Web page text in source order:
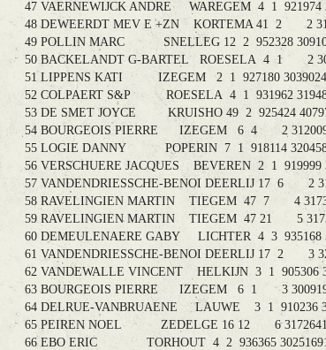
47 VAERNEWIJCK ANDRE WAREGEM 4 1
48 DEWEERDT MEV E +ZN KORTEMA 41 2
49 POLLIN MARC SNELLEG 12 2 952328
50 BACKELANDT G-BARTEL ROESELA 4 1
51 LIPPENS KATI IZEGEM 2 1 927180
52 COLPAERT S&P ROESELA 4 1 931962
53 DE SMET JOYCE KRUISHO 49 2 925424
54 BOURGEOIS PIERRE IZEGEM 6 4 2
55 LOGIE DANNY POPERIN 7 1 918114
56 VERSCHUERE JACQUES BEVEREN 2 1
57 VANDENDRIESSCHE-BENOI DEERLIJ 17
58 RAVELINGIEN MARTIN TIEGEM 47 7 4
59 RAVELINGIEN MARTIN TIEGEM 47 21 5
60 DEMEULENAERE GABY LICHTER 4 3
61 VANDENDRIESSCHE-BENOI DEERLIJ 17
62 VANDEWALLE VINCENT HELKIJN 3 1
63 BOURGEOIS PIERRE IZEGEM 6 1 3
64 DELRUE-VANBRUAENE LAUWE 3 1
65 PEIREN NOEL ZEDELGE 16 12 6
66 EBO ERIC TORHOUT 4 2 936365